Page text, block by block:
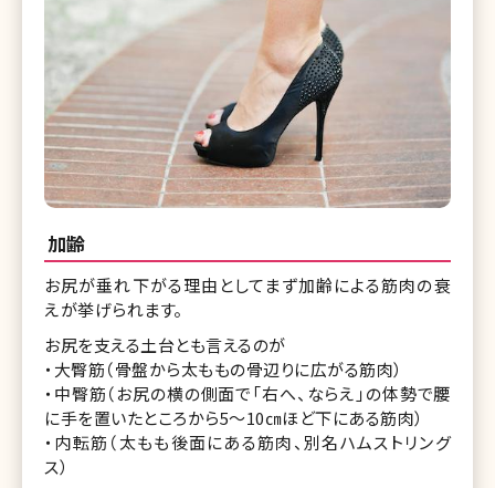
加齢
お尻が垂れ下がる理由としてまず加齢による筋肉の衰
えが挙げられます。
お尻を支える土台とも言えるのが
・大臀筋（骨盤から太ももの骨辺りに広がる筋肉）
・中臀筋（お尻の横の側面で「右へ、ならえ」の体勢で腰
に手を置いたところから5～10㎝ほど下にある筋肉）
・内転筋（太もも後面にある筋肉、別名ハムストリング
ス）